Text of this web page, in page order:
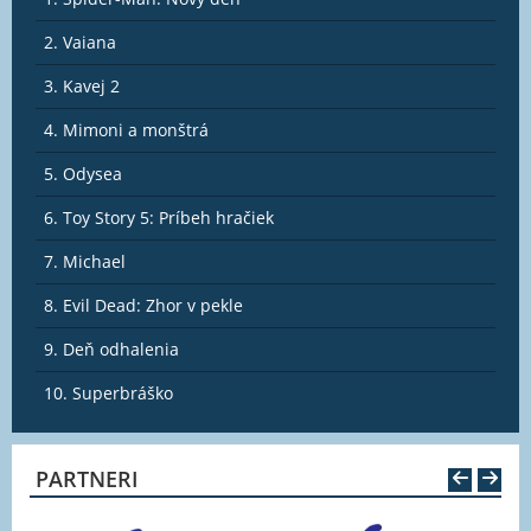
pomocou dynamitu, aby to šlo rýchlejšie, no
nachádza spiaca sopka, ktorú pár výbuchov s
Labková patrola a jej záchranná operácia, ktorej
cieľom bude dostať všetky dinosaury do bezpečia.
Bude to dobrodružné, bude to napínavé, bude to
Zobraziť viac
2. Vaiana
3. Kavej 2
4. Mimoni a monštrá
5. Odysea
6. Toy Story 5: Príbeh hračiek
7. Michael
8. Evil Dead: Zhor v pekle
9. Deň odhalenia
10. Superbráško
PARTNERI